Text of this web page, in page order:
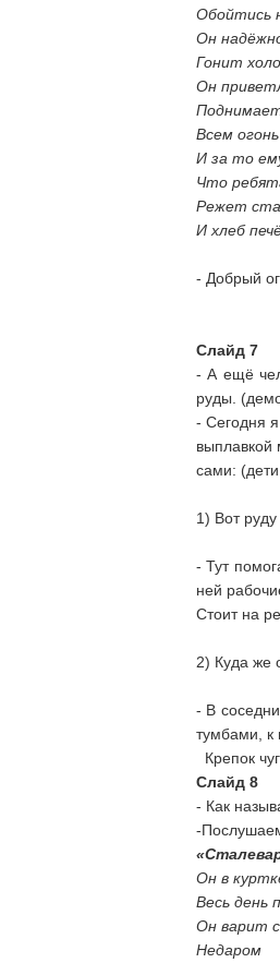
Обойтись
Он
Гонит
Он
Всем
И за то
Что
Режет
И хлеб
- Добрый
Слайд 7
- А ещё
руды.
- Сегодня
выплавкой
сами:
1) Вот
- Тут
ней
Стоит на
2) Куда же
- В
тумбами, к
Крепок
Слайд 8
- Как
-
Он в
Весь день
Он варит
Недаром